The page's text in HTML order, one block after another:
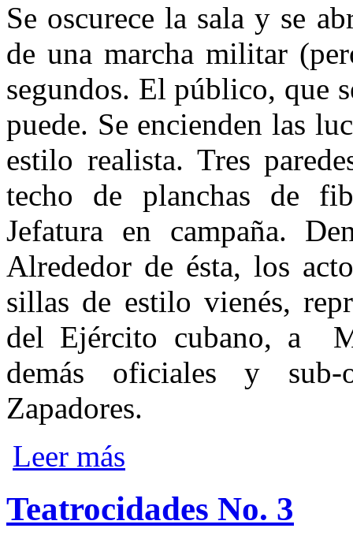
Se oscurece la sala y se
de una marcha militar
segundos. El público, que
puede. Se encienden las
estilo realista. Tres
techo de planchas de
Jefatura en campaña.
Alrededor de ésta, los
sillas de estilo vienés,
del Ejército cubano, a
demás oficiales y
Zapadores.
Leer más
Teatrocidades No. 3